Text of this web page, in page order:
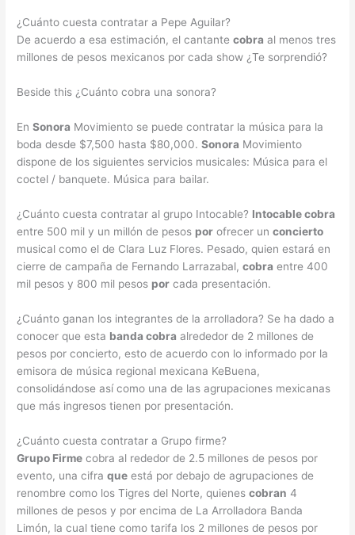
¿Cuánto cuesta contratar a Pepe Aguilar?
De acuerdo a esa estimación, el cantantecobra al menos tres
millones de pesos mexicanos por cada show ¿Te sorprendió?
Beside this ¿Cuánto cobra una sonora?
EnSonora Movimiento se puede contratar la música para la
boda desde $7,500 hasta $80,000.Sonora Movimiento
dispone de los siguientes servicios musicales: Música para el
coctel / banquete. Música para bailar.
¿Cuánto cuesta contratar al grupo Intocable? Intocable cobra
entre 500 mil y un millón de pesos por ofrecer unconcierto
musical como el de Clara Luz Flores. Pesado, quien estará en
cierre de campaña de Fernando Larrazabal,cobra entre 400
mil pesos y 800 mil pesos por cada presentación.
¿Cuánto ganan los integrantes de la arrolladora? Se ha dado a
conocer que esta banda cobra alrededor de 2 millones de
pesos por concierto, esto de acuerdo con lo informado por la
emisora de música regional mexicana KeBuena,
consolidándose así como una de las agrupaciones mexicanas
que más ingresos tienen por presentación.
¿Cuánto cuesta contratar a Grupo firme?
Grupo Firme cobra al rededor de 2.5 millones de pesos por
evento, una cifraque está por debajo de agrupaciones de
renombre como los Tigres del Norte, quienescobran 4
millones de pesos y por encima de La Arrolladora Banda
Limón, la cual tiene como tarifa los 2 millones de pesos por